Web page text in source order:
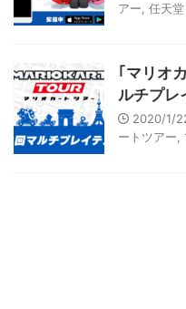
アー 任天堂
｢マリオ
ルチプレ
2020/1/
ートツアー